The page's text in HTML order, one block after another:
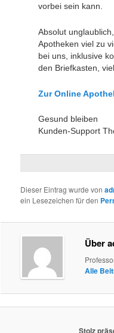
vorbei sein kann.
Absolut
Apotheken viel zu
bei uns, inklusive
den Briefkasten,
Zur Online
Gesund bleiben
Kunden-Support
Dieser Eintrag wurde von
ein Lesezeichen für den
Über
Alle
Stolz